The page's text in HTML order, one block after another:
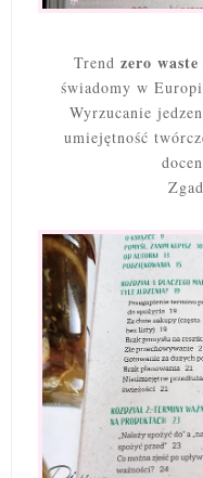
Trend zero waste
świadomy w
Wyrzucanie
umiejętność